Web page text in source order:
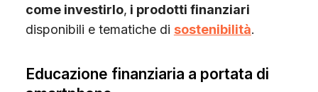
come investirlo, i prodotti finanziari
disponibili e tematiche di sostenibilità.
Educazione finanziaria a portata di